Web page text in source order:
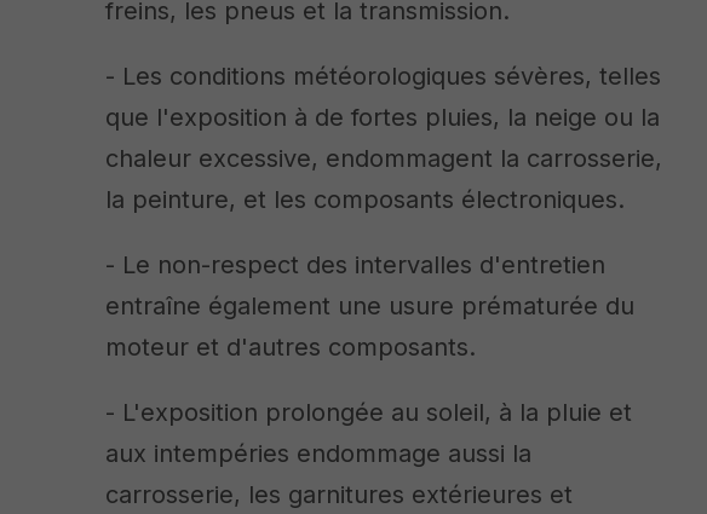
freins, les pneus et la transmission.
- Les conditions météorologiques sévères, telles
que l'exposition à de fortes pluies, la neige ou la
chaleur excessive, endommagent la carrosserie,
la peinture, et les composants électroniques.
- Le non-respect des intervalles d'entretien
entraîne également une usure prématurée du
moteur et d'autres composants.
- L'exposition prolongée au soleil, à la pluie et
aux intempéries endommage aussi la
carrosserie, les garnitures extérieures et